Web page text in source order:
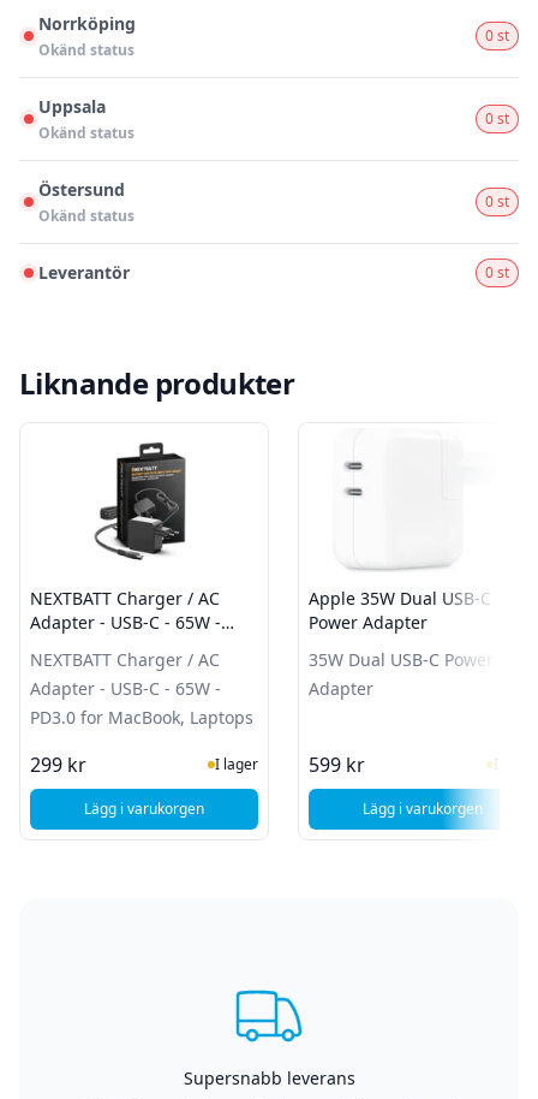
Norrköping
Okänd status
0 st
Uppsala
Okänd status
0 st
Östersund
Okänd status
0 st
Leverantör 0 st
Liknande produkter
NEXTBATT Charger / AC
Adapter - USB-C - 65W -
NEXTBATT Charger / AC
Adapter - USB-C - 65W -
PD3.0 for MacBook, Laptops
299 kr I Lager
I lager
Lägg i varukorgen, NEXTBATT Charger / AC Adapter - USB-C - 65W - PD3.0
Apple 35W Dual USB-C
Power Adapter
35W Dual USB-C Power
Adapter
599 kr I
Lägg i varukorgen
, Apple 35W
Supersnabb leverans